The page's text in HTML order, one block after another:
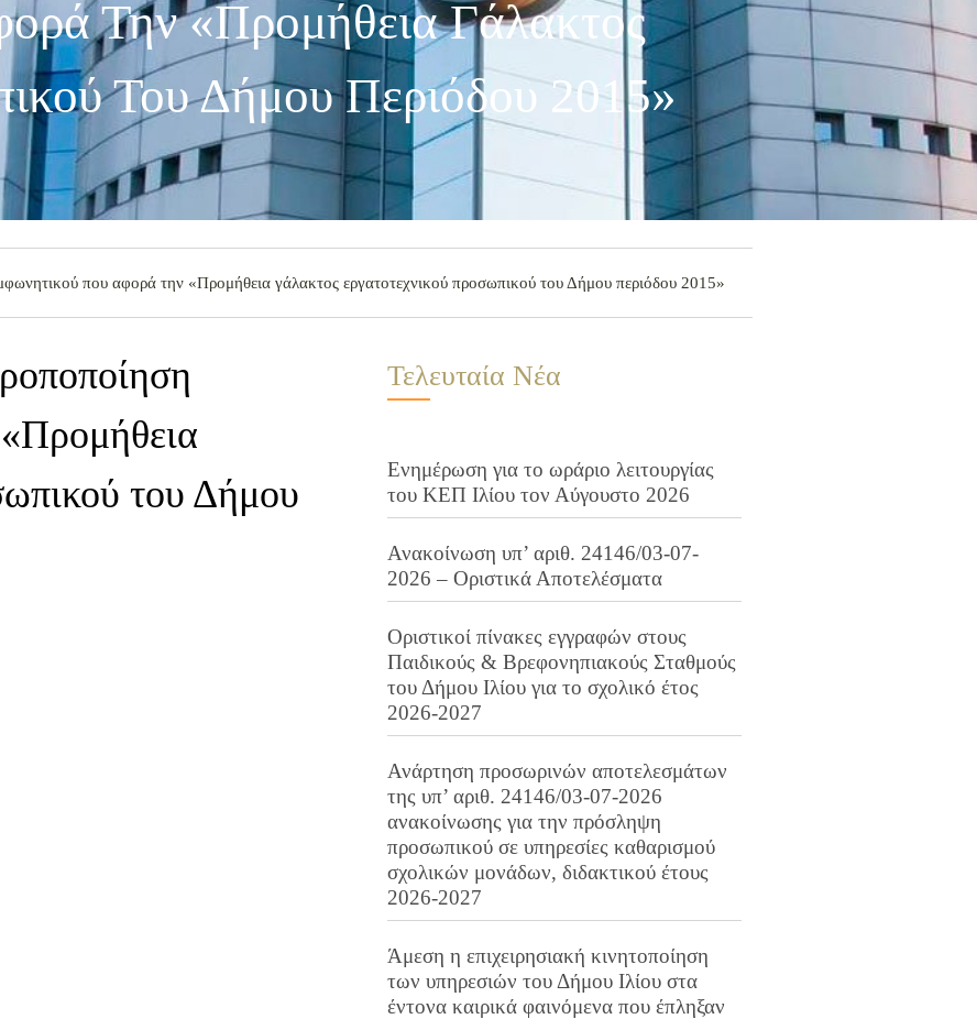
Την «Προμήθεια Γάλακτος
Του Δήμου Περιόδου 2015»
που αφορά την «Προμήθεια γάλακτος εργατοτεχνικού προσωπικού του Δήμου περιόδου 2015»
του Δήμου
Τελευταία Νέα
Ενημέρωση για το ωράριο λειτουργίας
του ΚΕΠ Ιλίου τον Αύγουστο 2026
Ανακοίνωση υπ’ αριθ. 24146/03-07-
2026 – Οριστικά Αποτελέσματα
Οριστικοί πίνακες εγγραφών στους
Παιδικούς & Βρεφονηπιακούς Σταθμούς
του Δήμου Ιλίου για το σχολικό έτος
2026-2027
Ανάρτηση προσωρινών αποτελεσμάτων
της υπ’ αριθ. 24146/03-07-2026
ανακοίνωσης για την πρόσληψη
προσωπικού σε υπηρεσίες καθαρισμού
σχολικών μονάδων, διδακτικού έτους
2026-2027
Άμεση η επιχειρησιακή κινητοποίηση
των υπηρεσιών του Δήμου Ιλίου στα
έντονα καιρικά φαινόμενα που έπληξαν